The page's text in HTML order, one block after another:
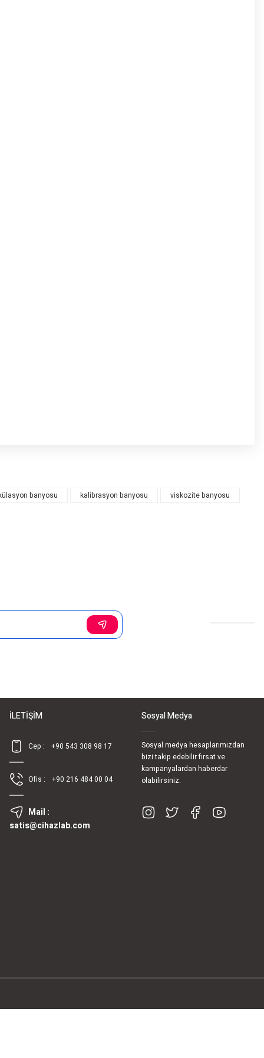
banyosu kalibrasyon banyosu viskozite banyosu
İLETİŞİM
Cep : +90 543 308 98 17
Ofis : +90 216 484 00 04
Mail :
satis@cihazlab.com
Sosyal Medya
Sosyal medya hesaplarımızdan
bizi takip edebilir fırsat ve
kampanyalardan haberdar
olabilirsiniz.